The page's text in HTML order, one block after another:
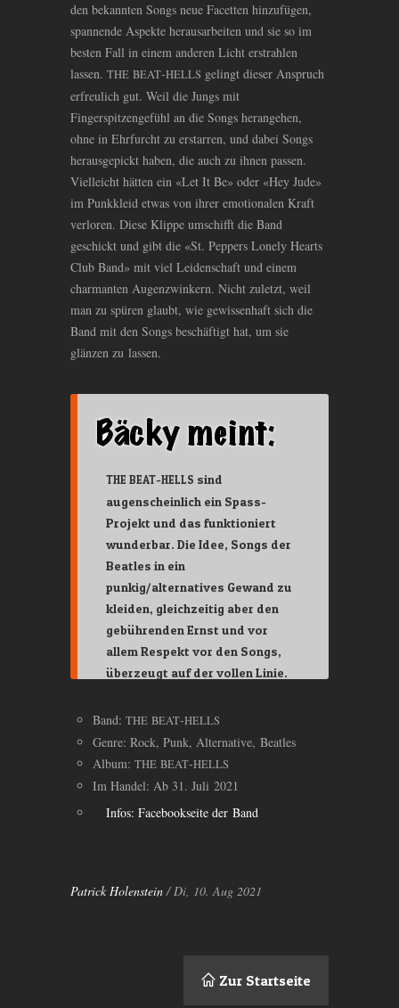
den bekannten Songs neue Facetten hinzufügen,
spannende Aspekte herausarbeiten und sie so im
besten Fall in einem anderen Licht erstrahlen
lassen. THE BEAT-HELLS gelingt dieser Anspruch
erfreulich gut. Weil die Jungs mit
Fingerspitzengefühl an die Songs herangehen,
ohne in Ehrfurcht zu erstarren, und dabei Songs
herausgepickt haben, die auch zu ihnen passen.
Vielleicht hätten ein «Let It Be» oder «Hey Jude»
im Punkkleid etwas von ihrer emotionalen Kraft
verloren. Diese Klippe umschifft die Band
geschickt und gibt die «St. Peppers Lonely Hearts
Club Band» mit viel Leidenschaft und einem
charmanten Augenzwinkern. Nicht zuletzt, weil
man zu spüren glaubt, wie gewissenhaft sich die
Band mit den Songs beschäftigt hat, um sie
glänzen zu lassen.
THE BEAT-HELLS sind
augenscheinlich ein Spass-
Projekt und das funktioniert
wunderbar. Die Idee, Songs der
Beatles in ein
punkig/alternatives Gewand zu
kleiden, gleichzeitig aber den
gebührenden Ernst und vor
allem Respekt vor den Songs,
überzeugt auf der vollen Linie.
Band: THE BEAT-HELLS
Genre: Rock, Punk, Alternative, Beatles
Album: THE BEAT-HELLS
Im Handel: Ab 31. Juli 2021
Infos: Facebookseite der Band
Patrick Holenstein/ Di, 10. Aug 2021
Zur Startseite